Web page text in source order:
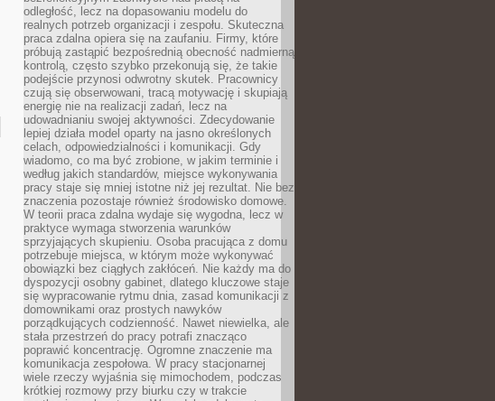
odległość, lecz na dopasowaniu modelu do
realnych potrzeb organizacji i zespołu. Skuteczna
praca zdalna opiera się na zaufaniu. Firmy, które
próbują zastąpić bezpośrednią obecność nadmierną
kontrolą, często szybko przekonują się, że takie
podejście przynosi odwrotny skutek. Pracownicy
czują się obserwowani, tracą motywację i skupiają
energię nie na realizacji zadań, lecz na
udowadnianiu swojej aktywności. Zdecydowanie
lepiej działa model oparty na jasno określonych
celach, odpowiedzialności i komunikacji. Gdy
wiadomo, co ma być zrobione, w jakim terminie i
według jakich standardów, miejsce wykonywania
pracy staje się mniej istotne niż jej rezultat. Nie bez
znaczenia pozostaje również środowisko domowe.
W teorii praca zdalna wydaje się wygodna, lecz w
praktyce wymaga stworzenia warunków
sprzyjających skupieniu. Osoba pracująca z domu
potrzebuje miejsca, w którym może wykonywać
obowiązki bez ciągłych zakłóceń. Nie każdy ma do
dyspozycji osobny gabinet, dlatego kluczowe staje
się wypracowanie rytmu dnia, zasad komunikacji z
domownikami oraz prostych nawyków
porządkujących codzienność. Nawet niewielka, ale
stała przestrzeń do pracy potrafi znacząco
poprawić koncentrację. Ogromne znaczenie ma
komunikacja zespołowa. W pracy stacjonarnej
wiele rzeczy wyjaśnia się mimochodem, podczas
krótkiej rozmowy przy biurku czy w trakcie